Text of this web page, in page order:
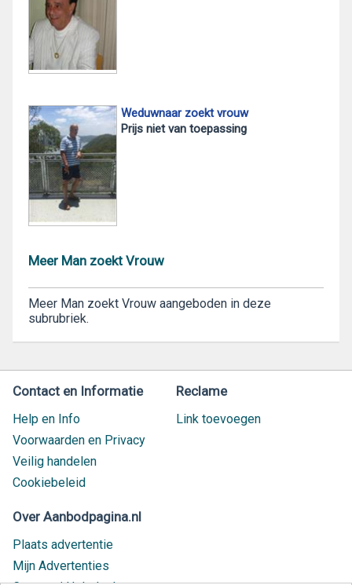
Weduwnaar zoekt vrouw
Prijs niet van toepassing
Meer Man zoekt Vrouw
Meer Man zoekt Vrouw aangeboden in deze
subrubriek.
Contact en Informatie
Help en Info
Voorwaarden en Privacy
Veilig handelen
Cookiebeleid
Reclame
Link toevoegen
Over Aanbodpagina.nl
Plaats advertentie
Mijn Advertenties